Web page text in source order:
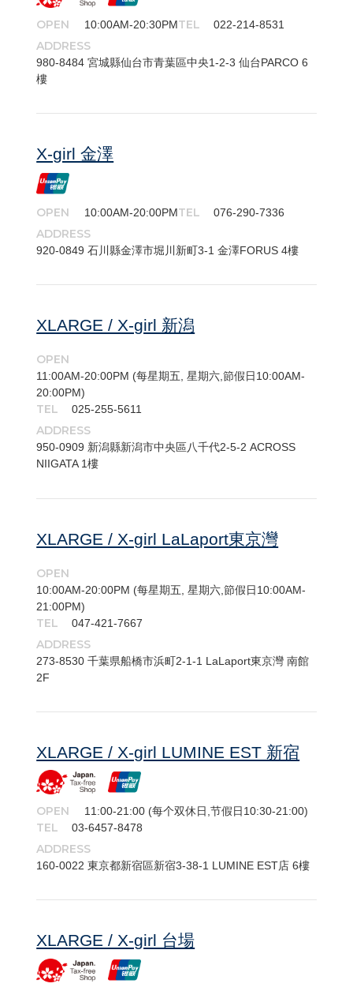
OPEN 10:00AM-20:30PMTEL 022-214-8531
ADDRESS
980-​8484 宮城縣仙台市青葉區中央1-2-3 仙台PARCO 6
樓
X-girl 金澤
OPEN 10:00AM-20:00PMTEL 076-290-7336
ADDRESS
920-​0849 石川縣金澤市堀川新町3-1 金澤FORUS 4樓
XLARGE / X-girl 新潟
OPEN
11:00AM-20:00PM (每星期五, 星期六,節假日10:00AM-
20:00PM)
TEL 025-255-5611
ADDRESS
950-​0909 新潟縣新潟市中央區八千代2-5-2 ACROSS
NIIGATA 1樓
XLARGE / X-girl LaLaport東京灣
OPEN
10:00AM-20:00PM (每星期五, 星期六,節假日10:00AM-
21:00PM)
TEL 047-421-7667
ADDRESS
273-​8530 千葉県船橋市浜町2-1-1 LaLaport東京灣 南館
2F
XLARGE / X-girl LUMINE EST 新宿
OPEN 11:00-21:00 (每个双休日,节假日10:30-21:00)
TEL 03-6457-8478
ADDRESS
160-​0022 東京都新宿區新宿3-38-1 LUMINE EST店 6樓
XLARGE / X-girl 台場